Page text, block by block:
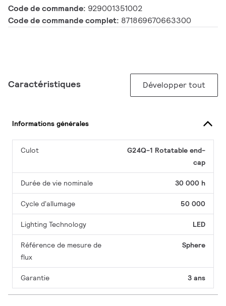
Code de commande: 929001351002
Code de commande complet: 871869670663300
Caractéristiques Développer tout
Informations générales
Culot
G24Q-1 Rotatable end-
cap
Durée de vie nominale 30 000 h
Cycle d'allumage 50 000
Lighting Technology LED
Référence de mesure de
flux
Sphere
Garantie 3 ans